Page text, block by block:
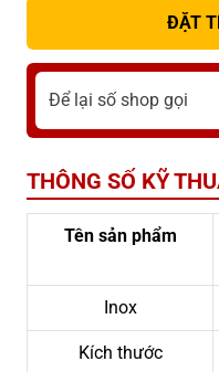
ĐẶT
THÔNG SỐ KỸ
Tên sản phẩm
Inox
Kích thước